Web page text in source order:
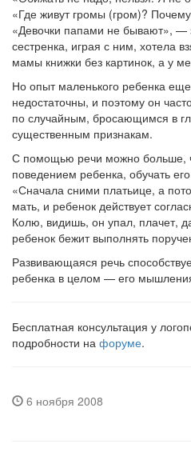
«Где живут громы (гром)?
«Девочки папами не бывают», —
сестренка, играя с ним, хотела
мамы книжки без картинок, а у
Но опыт маленького ребенка
недостаточны, и поэтому он
по случайным, бросающимся в
существенным признакам.
С помощью речи можно больше,
поведением ребенка, обучать
«Сначала сними платьице, а
мать, и ребенок действует
Колю, видишь, он упал, плачет,
ребенок бежит выполнять
Развивающаяся речь
ребенка в целом — его
Бесплатная консультация у
подробности на форуме.
6 ноября 2008